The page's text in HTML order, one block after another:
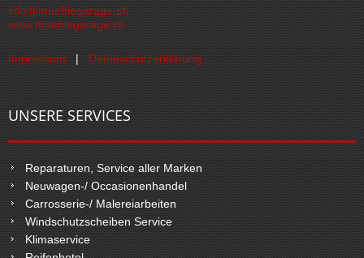
info@muehlegarage.ch
www.muehlegarage.ch
Impressum | Datenschutzerklärung
UNSERE SERVICES
Reparaturen, Service aller Marken
Neuwagen-/ Occasionenhandel
Carrosserie-/ Malereiarbeiten
Windschutzscheiben Service
Klimaservice